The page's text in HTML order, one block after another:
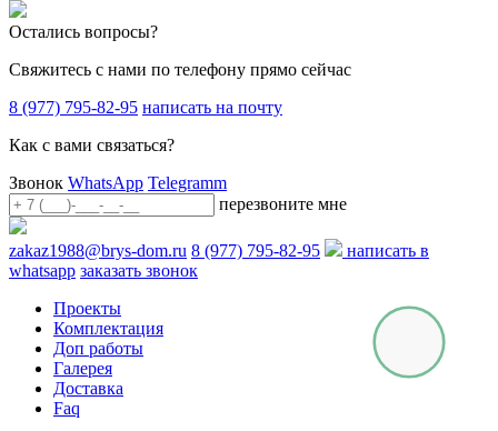
Остались вопросы?
Свяжитесь с нами по телефону прямо сейчас
8 (977) 795-82-95 написать на почту
Как с вами связаться?
Звонок WhatsApp Telegramm
перезвоните мне
zakaz1988@brys-dom.ru 8 (977) 795-82-95
написать в
whatsapp заказать звонок
Проекты
Комплектация
Доп работы
Галерея
Доставка
Faq